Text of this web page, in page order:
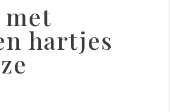
met
hartjes